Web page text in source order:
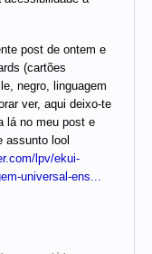
post de ontem e
(cartões
negro, linguagem
ver, aqui deixo-te
lá no meu post e
assunto lool
lpv/ekui-
universal-ens...